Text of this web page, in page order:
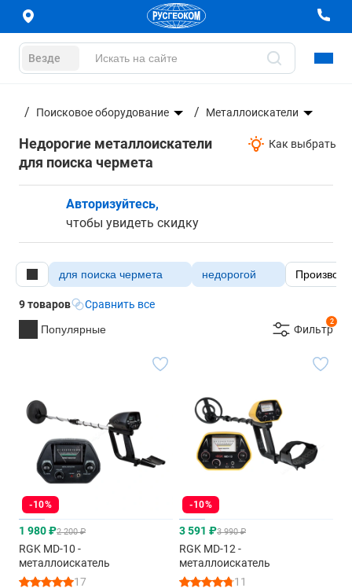
Везде
Поисковое оборудование Металлоискатели
Недорогие металлоискатели
для поиска чермета
Как выбрать
Авторизуйтесь,
чтобы увидеть скидку
для поиска чермета недорогой
9 товаров
Сравнить все
Популярные
2
Фильтр
-10%
1 980 ₽2 200 ₽
RGK MD-10 -
металлоискатель
17
-10%
3 591 ₽3 990 ₽
RGK MD-12 -
металлоискатель
11